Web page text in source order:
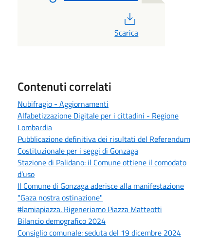
Scarica
Contenuti correlati
Nubifragio - Aggiornamenti
Alfabetizzazione Digitale per i cittadini - Regione
Lombardia
Pubblicazione definitiva dei risultati del Referendum
Costituzionale per i seggi di Gonzaga
Stazione di Palidano: il Comune ottiene il comodato
d’uso
Il Comune di Gonzaga aderisce alla manifestazione
"Gaza nostra ostinazione"
#lamiapiazza. Rigeneriamo Piazza Matteotti
Bilancio demografico 2024
Consiglio comunale: seduta del 19 dicembre 2024